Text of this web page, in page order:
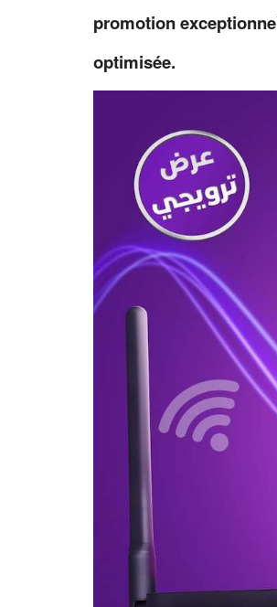
promotion
optimisée.